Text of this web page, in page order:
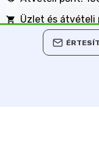
Üzlet és átvételi
BANKKÁRTYÁVAL